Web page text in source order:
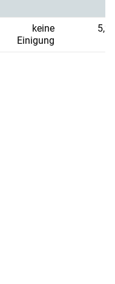
keine
Einigung